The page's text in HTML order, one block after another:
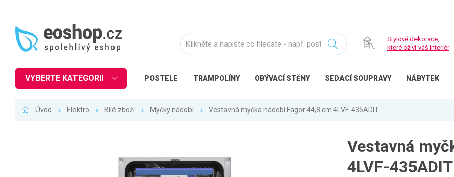
Stylové dekorace,
které oživí váš interiér
POSTELE TRAMPOLÍNY OBÝVACÍ STĚNY SEDACÍ SOUPRAVY NÁBYTEK
VYBERTE KATEGORII
Úvod Elektro Bílé zboží Myčky nádobí Vestavná myčka nádobí Fagor 44,8 cm 4LVF-435ADIT
Vestavná
4LVF-435ADIT